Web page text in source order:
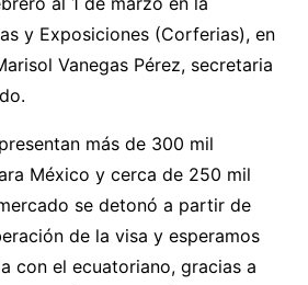
y Exposiciones (Corferias), en
Vanegas Pérez, secretaria
más de 300 mil
México y cerca de 250 mil
se detonó a partir de
de la visa y esperamos
con el ecuatoriano, gracias a